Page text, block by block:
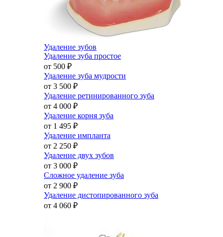
Удаление зубов
Удаление зуба простое
от 500 ₽
Удаление зуба мудрости
от 3 500 ₽
Удаление ретинированного зуба
от 4 000 ₽
Удаление корня зуба
от 1 495 ₽
Удаление импланта
от 2 250 ₽
Удаление двух зубов
от 3 000 ₽
Сложное удаление зуба
от 2 900 ₽
Удаление дистопированного зуба
от 4 060 ₽